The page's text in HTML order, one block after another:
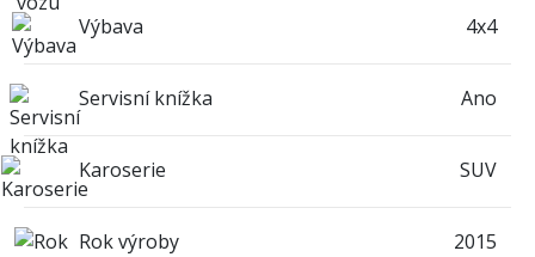
Výbava 4x4
Servisní knížka Ano
Karoserie SUV
Rok výroby 2015